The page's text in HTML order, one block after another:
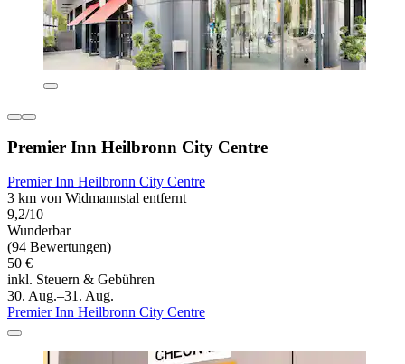
Premier Inn Heilbronn City Centre
Premier Inn Heilbronn City Centre
3 km von Widmannstal entfernt
9,2/10
Wunderbar
(94 Bewertungen)
50 €
inkl. Steuern & Gebühren
30. Aug.–31. Aug.
Premier Inn Heilbronn City Centre